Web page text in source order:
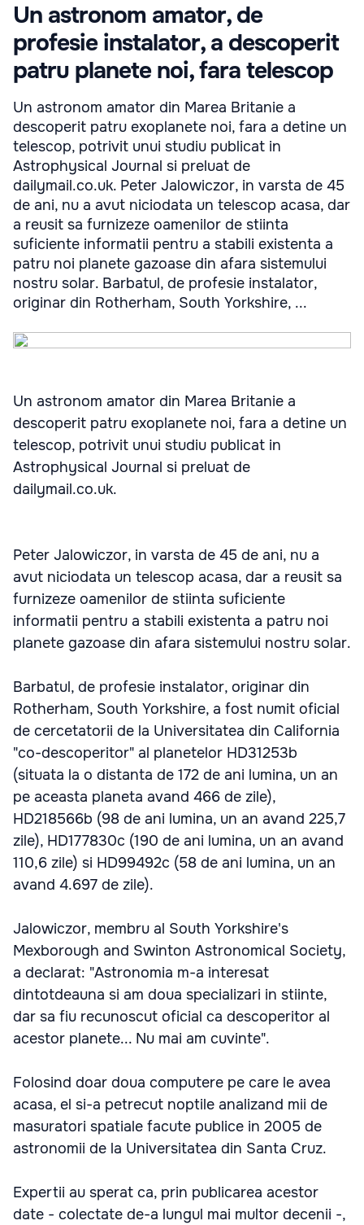
Un astronom amator, de
profesie instalator, a descoperit
patru planete noi, fara telescop
Un astronom amator din Marea Britanie a
descoperit patru exoplanete noi, fara a detine un
telescop, potrivit unui studiu publicat in
Astrophysical Journal si preluat de
dailymail.co.uk. Peter Jalowiczor, in varsta de 45
de ani, nu a avut niciodata un telescop acasa, dar
a reusit sa furnizeze oamenilor de stiinta
suficiente informatii pentru a stabili existenta a
patru noi planete gazoase din afara sistemului
nostru solar. Barbatul, de profesie instalator,
originar din Rotherham, South Yorkshire, ...
Un astronom amator din Marea Britanie a
descoperit patru exoplanete noi, fara a detine un
telescop, potrivit unui studiu publicat in
Astrophysical Journal si preluat de
dailymail.co.uk.
Peter Jalowiczor, in varsta de 45 de ani, nu a
avut niciodata un telescop acasa, dar a reusit sa
furnizeze oamenilor de stiinta suficiente
informatii pentru a stabili existenta a patru noi
planete gazoase din afara sistemului nostru solar.
Barbatul, de profesie instalator, originar din
Rotherham, South Yorkshire, a fost numit oficial
de cercetatorii de la Universitatea din California
"co-descoperitor" al planetelor HD31253b
(situata la o distanta de 172 de ani lumina, un an
pe aceasta planeta avand 466 de zile),
HD218566b (98 de ani lumina, un an avand 225,7
zile), HD177830c (190 de ani lumina, un an avand
110,6 zile) si HD99492c (58 de ani lumina, un an
avand 4.697 de zile).
Jalowiczor, membru al South Yorkshire's
Mexborough and Swinton Astronomical Society,
a declarat: "Astronomia m-a interesat
dintotdeauna si am doua specializari in stiinte,
dar sa fiu recunoscut oficial ca descoperitor al
acestor planete... Nu mai am cuvinte".
Folosind doar doua computere pe care le avea
acasa, el si-a petrecut noptile analizand mii de
masuratori spatiale facute publice in 2005 de
astronomii de la Universitatea din Santa Cruz.
Expertii au sperat ca, prin publicarea acestor
date - colectate de-a lungul mai multor decenii -,